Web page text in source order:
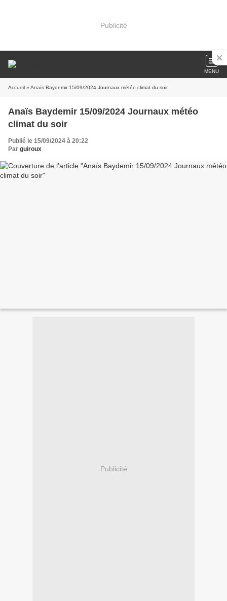
Publicité
MENU
Accueil » Anaïs Baydemir 15/09/2024 Journaux météo climat du soir
Anaïs Baydemir 15/09/2024 Journaux météo
climat du soir
Publié le 15/09/2024 à 20:22
Par guiroux
Publicité